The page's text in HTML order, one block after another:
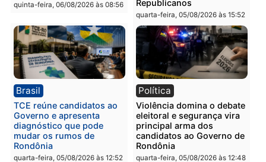
Polícia
Homem é preso com
drogas durante ação da
PM no Castanheira
quinta-feira, 06/08/2026 às 09:02
Polícia
Polícia Civil prende dois
homens por tortura,
tráfico e posse de arma
Itapuã
quinta-feira, 06/08/2026 às